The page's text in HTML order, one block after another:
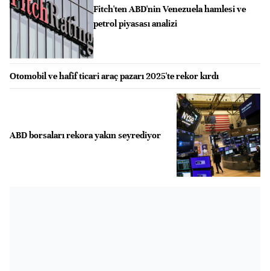
Fitch'ten ABD'nin Venezuela hamlesi ve
petrol piyasası analizi
Otomobil ve hafif ticari araç pazarı 2025'te rekor kırdı
ABD borsaları rekora yakın seyrediyor